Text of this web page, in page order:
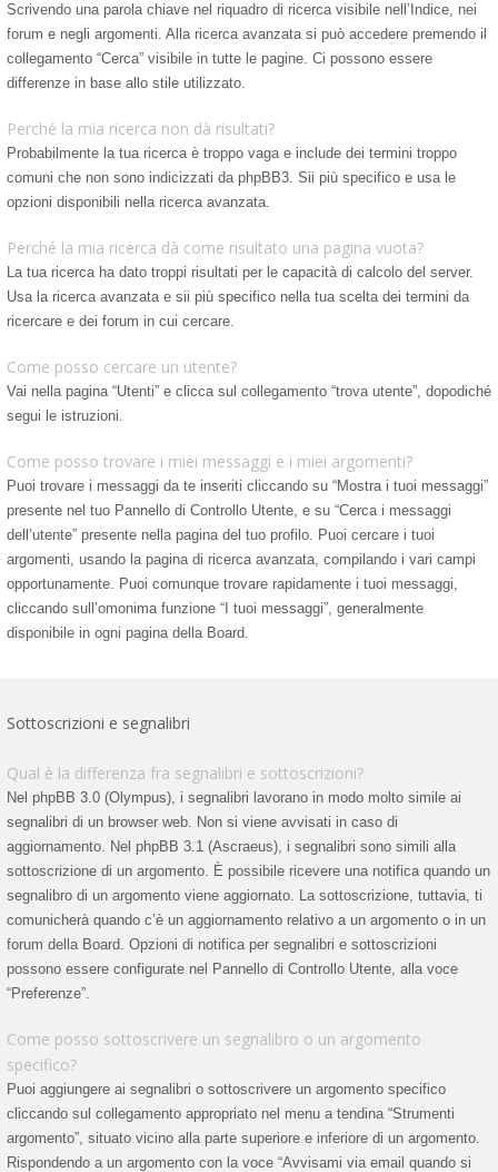
Scrivendo una parola chiave nel riquadro di ricerca visibile nell’Indice, nei
forum e negli argomenti. Alla ricerca avanzata si può accedere premendo il
collegamento “Cerca” visibile in tutte le pagine. Ci possono essere
differenze in base allo stile utilizzato.
Perché la mia ricerca non dà risultati?
Probabilmente la tua ricerca è troppo vaga e include dei termini troppo
comuni che non sono indicizzati da phpBB3. Sii più specifico e usa le
opzioni disponibili nella ricerca avanzata.
Perché la mia ricerca dà come risultato una pagina vuota?
La tua ricerca ha dato troppi risultati per le capacità di calcolo del server.
Usa la ricerca avanzata e sii più specifico nella tua scelta dei termini da
ricercare e dei forum in cui cercare.
Come posso cercare un utente?
Vai nella pagina “Utenti” e clicca sul collegamento “trova utente”, dopodiché
segui le istruzioni.
Come posso trovare i miei messaggi e i miei argomenti?
Puoi trovare i messaggi da te inseriti cliccando su “Mostra i tuoi messaggi”
presente nel tuo Pannello di Controllo Utente, e su “Cerca i messaggi
dell’utente” presente nella pagina del tuo profilo. Puoi cercare i tuoi
argomenti, usando la pagina di ricerca avanzata, compilando i vari campi
opportunamente. Puoi comunque trovare rapidamente i tuoi messaggi,
cliccando sull’omonima funzione “I tuoi messaggi”, generalmente
disponibile in ogni pagina della Board.
Sottoscrizioni e segnalibri
Qual è la differenza fra segnalibri e sottoscrizioni?
Nel phpBB 3.0 (Olympus), i segnalibri lavorano in modo molto simile ai
segnalibri di un browser web. Non si viene avvisati in caso di
aggiornamento. Nel phpBB 3.1 (Ascraeus), i segnalibri sono simili alla
sottoscrizione di un argomento. È possibile ricevere una notifica quando un
segnalibro di un argomento viene aggiornato. La sottoscrizione, tuttavia, ti
comunicherà quando c’è un aggiornamento relativo a un argomento o in un
forum della Board. Opzioni di notifica per segnalibri e sottoscrizioni
possono essere configurate nel Pannello di Controllo Utente, alla voce
“Preferenze”.
Come posso sottoscrivere un segnalibro o un argomento
specifico?
Puoi aggiungere ai segnalibri o sottoscrivere un argomento specifico
cliccando sul collegamento appropriato nel menu a tendina “Strumenti
argomento”, situato vicino alla parte superiore e inferiore di un argomento.
Rispondendo a un argomento con la voce “Avvisami via email quando si